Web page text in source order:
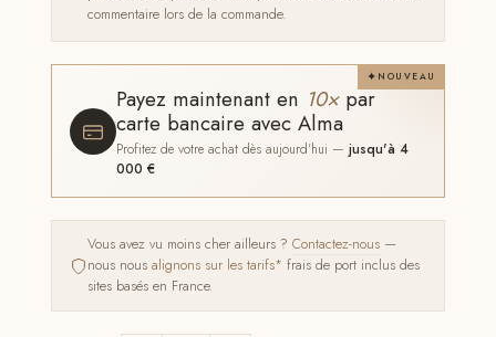
commentaire lors de la commande.
NOUVEAU
Payez maintenant en 10×par
carte bancaire avec Alma
Profitez de votre achat dès aujourd'hui —jusqu'à 4
000 €
Vous avez vu moins cher ailleurs ?Contactez-nous —
nous nousalignons sur les tarifs* frais de port inclus des
sites basés en France.